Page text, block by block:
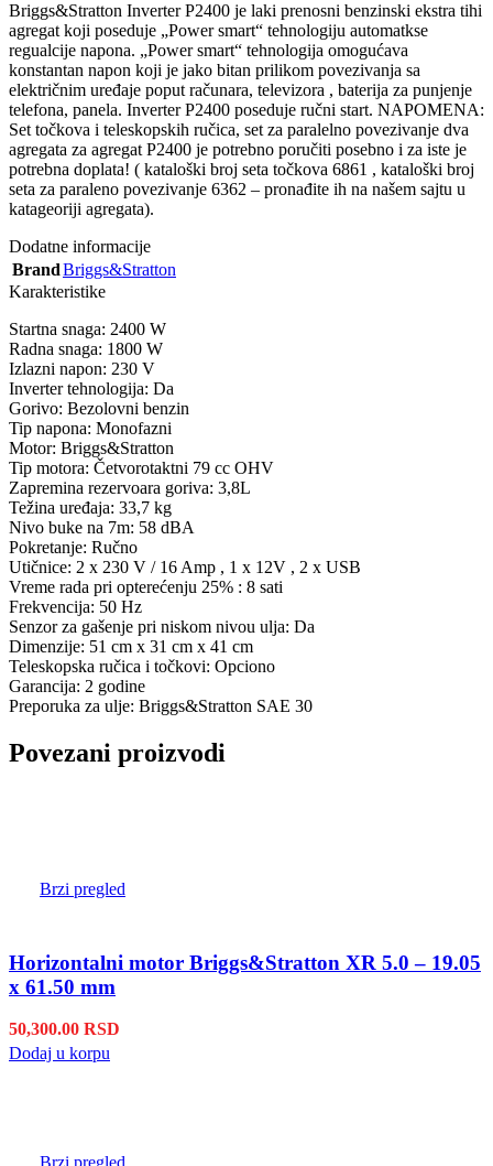
Briggs&Stratton Inverter P2400 je laki prenosni benzinski ekstra tihi
agregat koji poseduje „Power smart“ tehnologiju automatkse
regualcije napona. „Power smart“ tehnologija omogućava
konstantan napon koji je jako bitan prilikom povezivanja sa
električnim uređaje poput računara, televizora , baterija za punjenje
telefona, panela. Inverter P2400 poseduje ručni start. NAPOMENA:
Set točkova i teleskopskih ručica, set za paralelno povezivanje dva
agregata za agregat P2400 je potrebno poručiti posebno i za iste je
potrebna doplata! ( kataloški broj seta točkova 6861 , kataloški broj
seta za paraleno povezivanje 6362 – pronađite ih na našem sajtu u
katageoriji agregata).
Dodatne informacije
BrandBriggs&Stratton
Karakteristike
Startna snaga: 2400 W
Radna snaga: 1800 W
Izlazni napon: 230 V
Inverter tehnologija: Da
Gorivo: Bezolovni benzin
Tip napona: Monofazni
Motor: Briggs&Stratton
Tip motora: Četvorotaktni 79 cc OHV
Zapremina rezervoara goriva: 3,8L
Težina uređaja: 33,7 kg
Nivo buke na 7m: 58 dBA
Pokretanje: Ručno
Utičnice: 2 x 230 V / 16 Amp , 1 x 12V , 2 x USB
Vreme rada pri opterećenju 25% : 8 sati
Frekvencija: 50 Hz
Senzor za gašenje pri niskom nivou ulja: Da
Dimenzije: 51 cm x 31 cm x 41 cm
Teleskopska ručica i točkovi: Opciono
Garancija: 2 godine
Preporuka za ulje: Briggs&Stratton SAE 30
Povezani proizvodi
Brzi pregled
Horizontalni motor Briggs&Stratton XR 5.0 – 19.05
x 61.50 mm
50,300.00 RSD
Dodaj u korpu
Brzi pregled